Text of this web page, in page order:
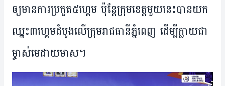
ឲ្យ​មាន​ការ​ប្រកួត​៥​ហ្គេម ប៉ុន្តែ​ក្រុម​ខេត្ត​មួយ​នេះ​បាន​យក​
ឈ្នះ​៣​ហ្គេម​​ដំបូង​លើ​ក្រុម​រាជ​ធានី​ភ្នំពេញ ​ដើម្បី​ក្លាយ​ជា​
ម្ចាស់មេដាយ​មាស។